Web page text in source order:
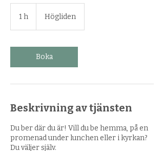
1 h Högliden
Boka
Beskrivning av tjänsten
Du ber där du är! Vill du be hemma, på en
promenad under lunchen eller i kyrkan?
Du väljer själv.